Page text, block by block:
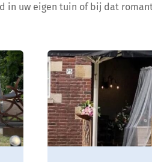
in uw eigen tuin of bij dat